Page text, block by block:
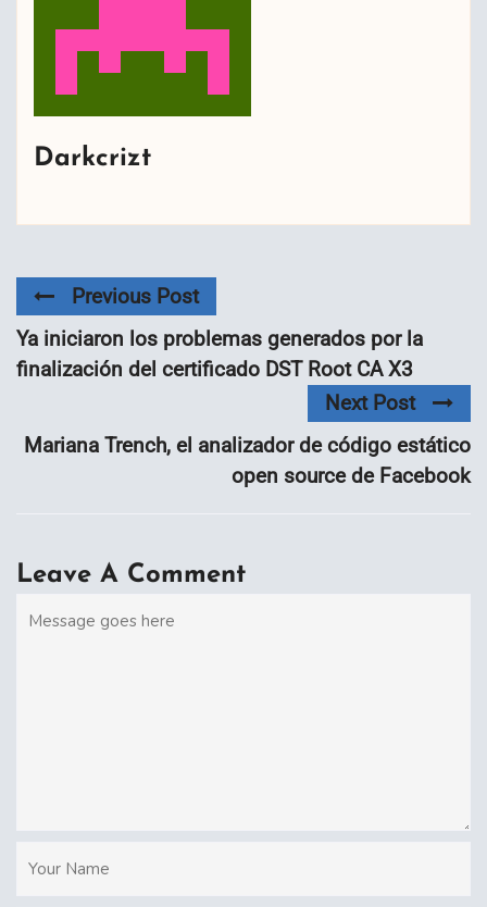
Darkcrizt
Previous Post
Ya iniciaron los problemas generados por la
finalización del certificado DST Root CA X3
Next Post
Mariana Trench, el analizador de código estático
open source de Facebook
Leave A Comment